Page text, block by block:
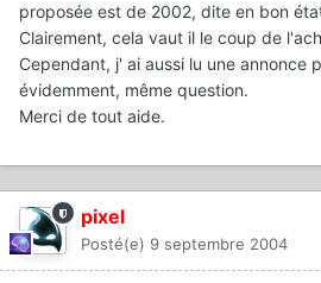
proposée est de 2002, dite en bon
Clairement, cela vaut il le coup de
Cependant, j' ai aussi lu une annonce
évidemment, même question.
Merci de tout aide.
pixel
Posté(e) 9 septembre 2004